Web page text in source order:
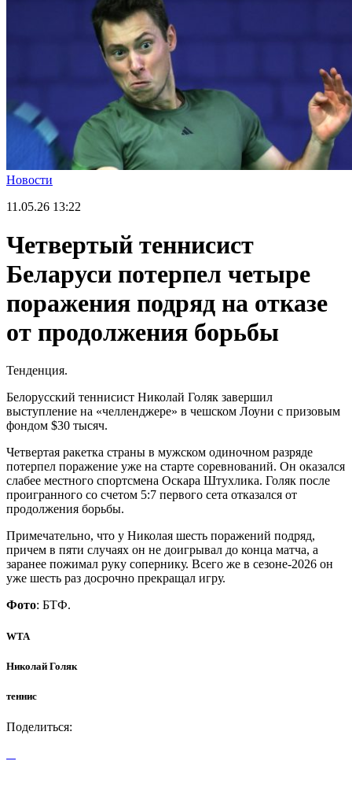
Новости
11.05.26 13:22
Четвертый теннисист
Беларуси потерпел четыре
поражения подряд на отказе
от продолжения борьбы
Тенденция.
Белорусский теннисист Николай Голяк завершил
выступление на «челленджере» в чешском Лоуни с призовым
фондом $30 тысяч.
Четвертая ракетка страны в мужском одиночном разряде
потерпел поражение уже на старте соревнований. Он оказался
слабее местного спортсмена Оскара Штухлика. Голяк после
проигранного со счетом 5:7 первого сета отказался от
продолжения борьбы.
Примечательно, что у Николая шесть поражений подряд,
причем в пяти случаях он не доигрывал до конца матча, а
заранее пожимал руку сопернику. Всего же в сезоне-2026 он
уже шесть раз досрочно прекращал игру.
Фото: БТФ.
WTA
Николай Голяк
теннис
Поделиться: